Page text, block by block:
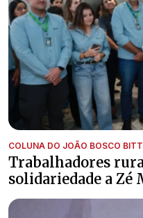
COLUNA DO JOÃO BOSCO
Trabalhadores
solidariedade a Zé